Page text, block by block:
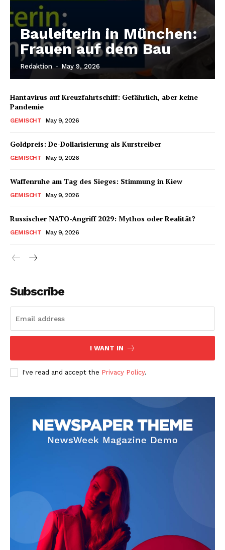
Bauleiterin in München:
Frauen auf dem Bau
Redaktion - May 9, 2026
Hantavirus auf Kreuzfahrtschiff: Gefährlich, aber keine
Pandemie
GEMISCHT May 9, 2026
Goldpreis: De-Dollarisierung als Kurstreiber
GEMISCHT May 9, 2026
Waffenruhe am Tag des Sieges: Stimmung in Kiew
GEMISCHT May 9, 2026
Russischer NATO-Angriff 2029: Mythos oder Realität?
GEMISCHT May 9, 2026
Subscribe
I WANT IN
I've read and accept the Privacy Policy.